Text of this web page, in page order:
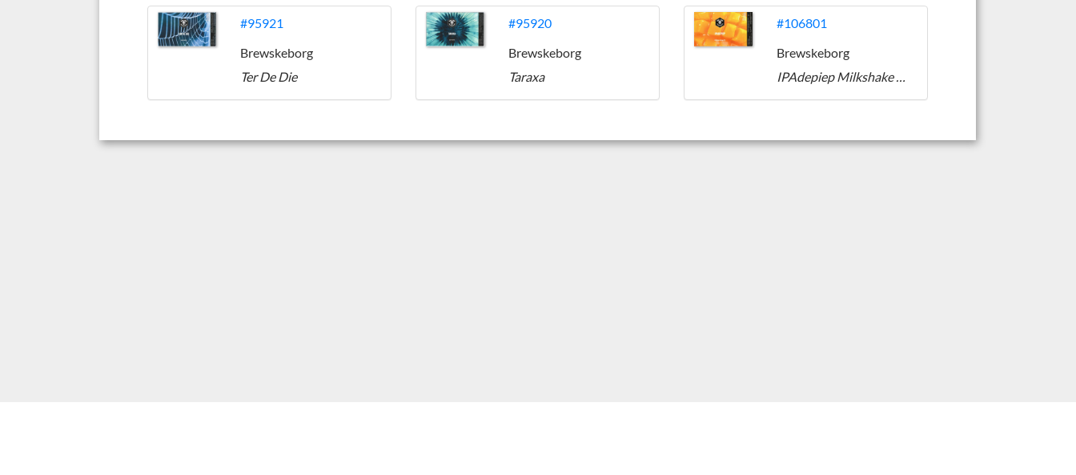
#95921
Brewskeborg
Ter De Die
#95920
Brewskeborg
Taraxa
#106801
Brewskeborg
IPAdepiep Milkshake Mango IPA